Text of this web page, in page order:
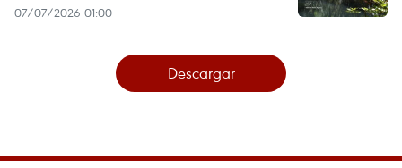
07/07/2026 01:00
Descargar